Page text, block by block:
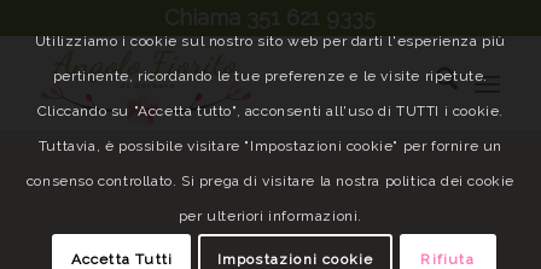
Chiama 351 621 9335
Utilizziamo i cookie sul nostro sito web per darti l'esperienza più
pertinente, ricordando le tue preferenze e le visite ripetute.
Cliccando su "Accetta tutto", acconsenti all'uso di TUTTI i cookie.
Tuttavia, è possibile visitare "Impostazioni cookie" per fornire un
consenso controllato. Si prega di visitare la nostra politica dei cookie
per ulteriori informazioni.
Accetta Tutti Impostazioni cookie Rifiuta